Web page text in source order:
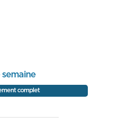
semaine
complet